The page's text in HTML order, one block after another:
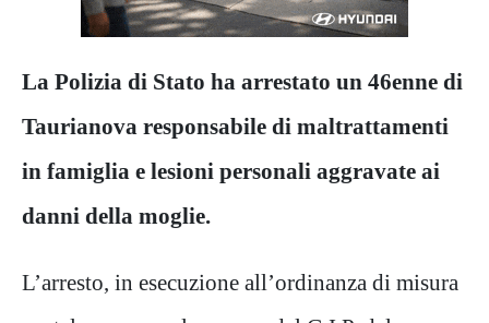
La Polizia di Stato ha arrestato un 46enne di
Taurianova responsabile di maltrattamenti
in famiglia e lesioni personali aggravate ai
danni della moglie.
L’arresto, in esecuzione all’ordinanza di misura